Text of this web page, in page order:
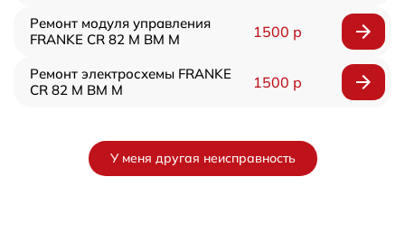
Ремонт модуля управления
FRANKE CR 82 M BM M
1500 р
Ремонт электросхемы FRANKE
CR 82 M BM M
1500 р
У меня другая неисправность